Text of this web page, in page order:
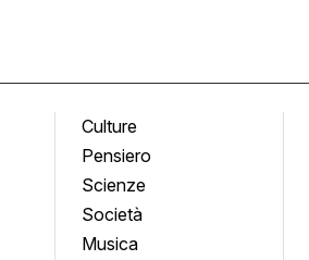
Culture
Pensiero
Scienze
Società
Musica